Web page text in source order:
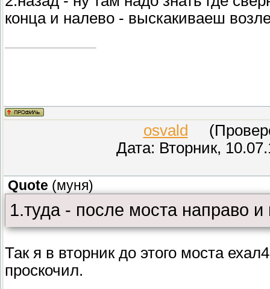
конца и налево - выскакиваеш
osvald
Дата: Вторник,
Quote (муня)
1.туда - после моста направо и
Так я в вторник до этого моста
проскочил.